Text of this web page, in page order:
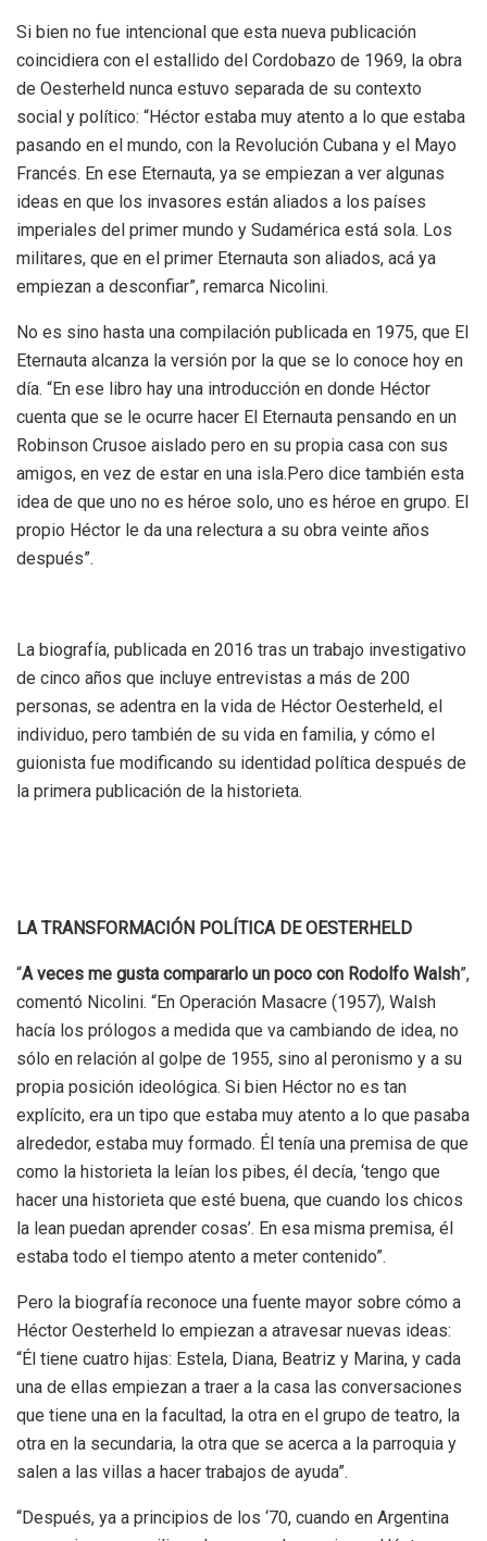
Si bien no fue intencional que esta nueva publicación
coincidiera con el estallido del Cordobazo de 1969, la obra
de Oesterheld nunca estuvo separada de su contexto
social y político: “Héctor estaba muy atento a lo que estaba
pasando en el mundo, con la Revolución Cubana y el Mayo
Francés. En ese Eternauta, ya se empiezan a ver algunas
ideas en que los invasores están aliados a los países
imperiales del primer mundo y Sudamérica está sola. Los
militares, que en el primer Eternauta son aliados, acá ya
empiezan a desconfiar”, remarca Nicolini.
No es sino hasta una compilación publicada en 1975, que El
Eternauta alcanza la versión por la que se lo conoce hoy en
día. “En ese libro hay una introducción en donde Héctor
cuenta que se le ocurre hacer El Eternauta pensando en un
Robinson Crusoe aislado pero en su propia casa con sus
amigos, en vez de estar en una isla.Pero dice también esta
idea de que uno no es héroe solo, uno es héroe en grupo. El
propio Héctor le da una relectura a su obra veinte años
después”.
La biografía, publicada en 2016 tras un trabajo investigativo
de cinco años que incluye entrevistas a más de 200
personas, se adentra en la vida de Héctor Oesterheld, el
individuo, pero también de su vida en familia, y cómo el
guionista fue modificando su identidad política después de
la primera publicación de la historieta.
LA TRANSFORMACIÓN POLÍTICA DE OESTERHELD
“A veces me gusta compararlo un poco con Rodolfo Walsh”,
comentó Nicolini. “En Operación Masacre (1957), Walsh
hacía los prólogos a medida que va cambiando de idea, no
sólo en relación al golpe de 1955, sino al peronismo y a su
propia posición ideológica. Si bien Héctor no es tan
explícito, era un tipo que estaba muy atento a lo que pasaba
alrededor, estaba muy formado. Él tenía una premisa de que
como la historieta la leían los pibes, él decía, ‘tengo que
hacer una historieta que esté buena, que cuando los chicos
la lean puedan aprender cosas’. En esa misma premisa, él
estaba todo el tiempo atento a meter contenido”.
Pero la biografía reconoce una fuente mayor sobre cómo a
Héctor Oesterheld lo empiezan a atravesar nuevas ideas:
“Él tiene cuatro hijas: Estela, Diana, Beatriz y Marina, y cada
una de ellas empiezan a traer a la casa las conversaciones
que tiene una en la facultad, la otra en el grupo de teatro, la
otra en la secundaria, la otra que se acerca a la parroquia y
salen a las villas a hacer trabajos de ayuda”.
“Después, ya a principios de los ‘70, cuando en Argentina